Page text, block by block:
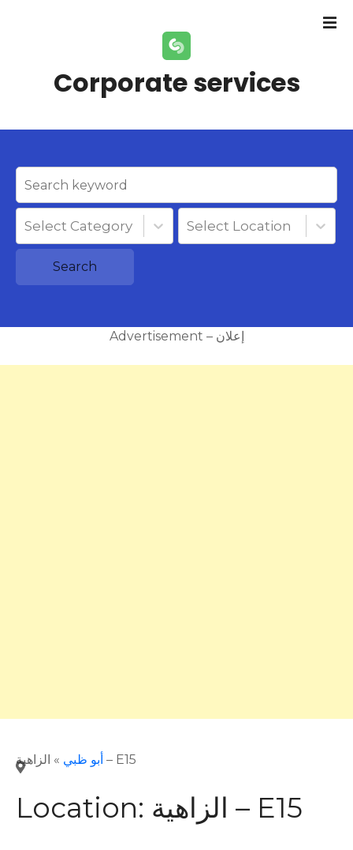
Corporate services
Select Category Select Location
Search
Advertisement – إعلان
أبو ظبي » الزاهية – E15
Location: الزاهية – E15